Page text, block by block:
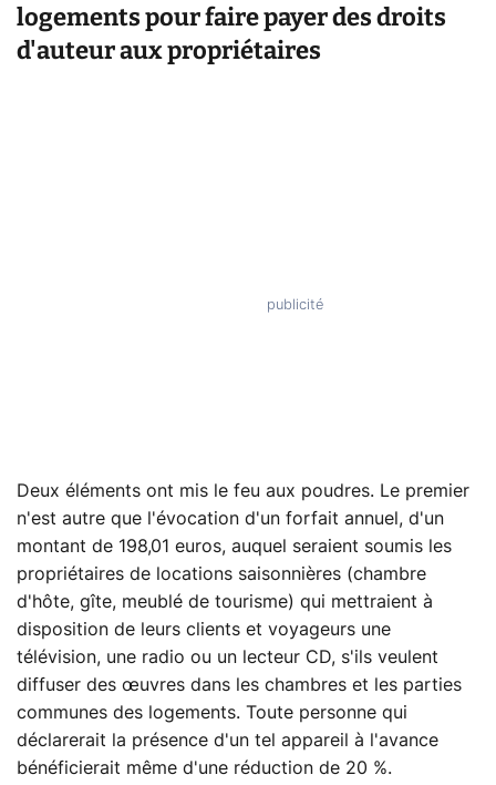
logements pour faire payer des droits
d'auteur aux propriétaires
Deux éléments ont mis le feu aux poudres. Le premier
n'est autre que l'évocation d'un forfait annuel, d'un
montant de 198,01 euros, auquel seraient soumis les
propriétaires de locations saisonnières (chambre
d'hôte, gîte, meublé de tourisme) qui mettraient à
disposition de leurs clients et voyageurs une
télévision, une radio ou un lecteur CD, s'ils veulent
diffuser des œuvres dans les chambres et les parties
communes des logements. Toute personne qui
déclarerait la présence d'un tel appareil à l'avance
bénéficierait même d'une réduction de 20 %.